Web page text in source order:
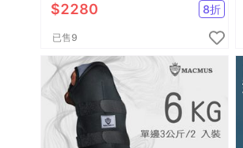
$2280 8折
已售9